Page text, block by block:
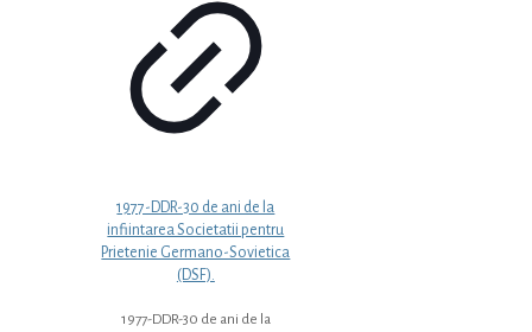
1977-DDR-30 de ani de la
infiintarea Societatii pentru
Prietenie Germano-Sovietica
(DSF).
1977-DDR-30 de ani de la